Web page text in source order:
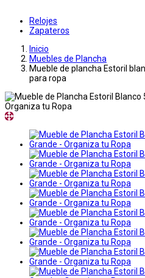
Relojes
Zapateros
Inicio
Muebles de Plancha
Mueble de plancha Estoril
para ropa